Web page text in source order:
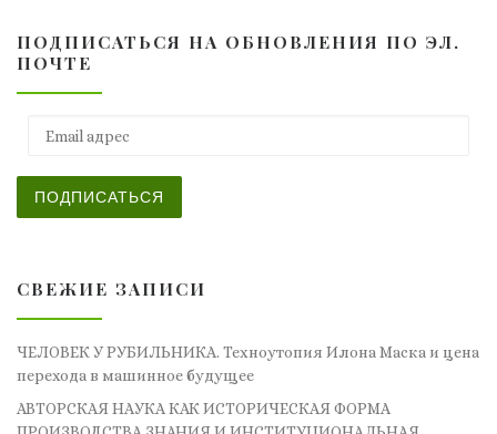
ПОДПИСАТЬСЯ НА ОБНОВЛЕНИЯ ПО ЭЛ.
ПОЧТЕ
ПОДПИСАТЬСЯ
СВЕЖИЕ ЗАПИСИ
ЧЕЛОВЕК У РУБИЛЬНИКА. Техноутопия Илона Маска и цена
перехода в машинное будущее
АВТОРСКАЯ НАУКА КАК ИСТОРИЧЕСКАЯ ФОРМА